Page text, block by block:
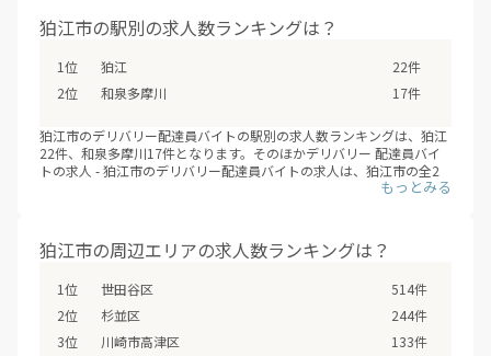
狛江市のエリアに、新しいデリバリー配達員バイトが追加されていな
いか、ぜひチェックしてみてください。
※2026年08月最新
狛江市の駅別の求人数ランキングは？
狛江
22件
和泉多摩川
17件
狛江市のデリバリー配達員バイトの駅別の求人数ランキングは、狛江
22件、和泉多摩川17件となります。そのほかデリバリー 配達員バイ
トの求人 - 狛江市のデリバリー配達員バイトの求人は、狛江市の全2
駅で募集しています。（※デリバリーバイトNAVI調べ /2026年08月）
集の登録情報を小まめにチェックするオススメします。
狛江市の周辺エリアの求人数ランキングは？
世田谷区
514件
杉並区
244件
川崎市高津区
133件